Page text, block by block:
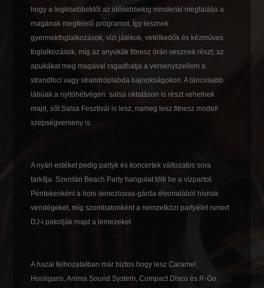
hogy a legkisebbektől az idősebbekig mindenki megtalálja a
magának megfelelő programot. Így lesznek
gyermekfoglalkozások, vízi játékok, vetélkedők és kézműves
foglalkozások, míg az anyukák fitnesz órán vesznek részt, az
apukákat meg magával ragadhatja a versenyszellem a
strandfoci vagy strandröplabda bajnokságokon. A táncosabb
lábúak a nyitóhétvégén salsa oktatáson is részt vehetnek
majd, sőt Salsa Fesztivál is lesz, nameg lesz fitnesz modell
szépségverseny is.
A nyári estéket pedig partyk és koncertek változatos sora
tarkítja. Szerdán Beach Party hangulat tölti be a vízpartot.
Péntekenként a honi lemezlovas-gárda élvonalából hívnak
vendégeket, míg szombatonként a nemzetközi partyélet ismert
DJ-i pakolják majd a lemezeket.
A hazai felhozatalban már biztos hogy lesz Caramel,
Hooligans, Anima Sound System, Compact Disco és R-Go